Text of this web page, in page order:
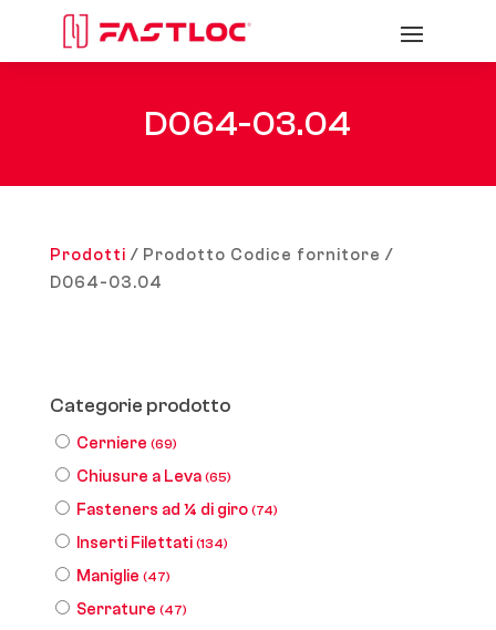
D064-03.04
Prodotti / Prodotto Codice fornitore /
D064-03.04
Categorie prodotto
Cerniere (69)
Chiusure a Leva (65)
Fasteners ad ¼ di giro (74)
Inserti Filettati (134)
Maniglie (47)
Serrature (47)